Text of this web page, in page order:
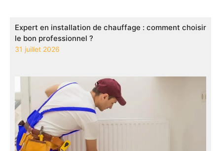
Expert en installation de chauffage : comment choisir
le bon professionnel ?
31 juillet 2026